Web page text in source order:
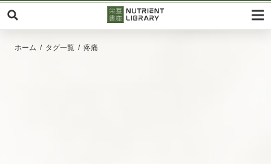
ホーム タグ一覧 疼痛